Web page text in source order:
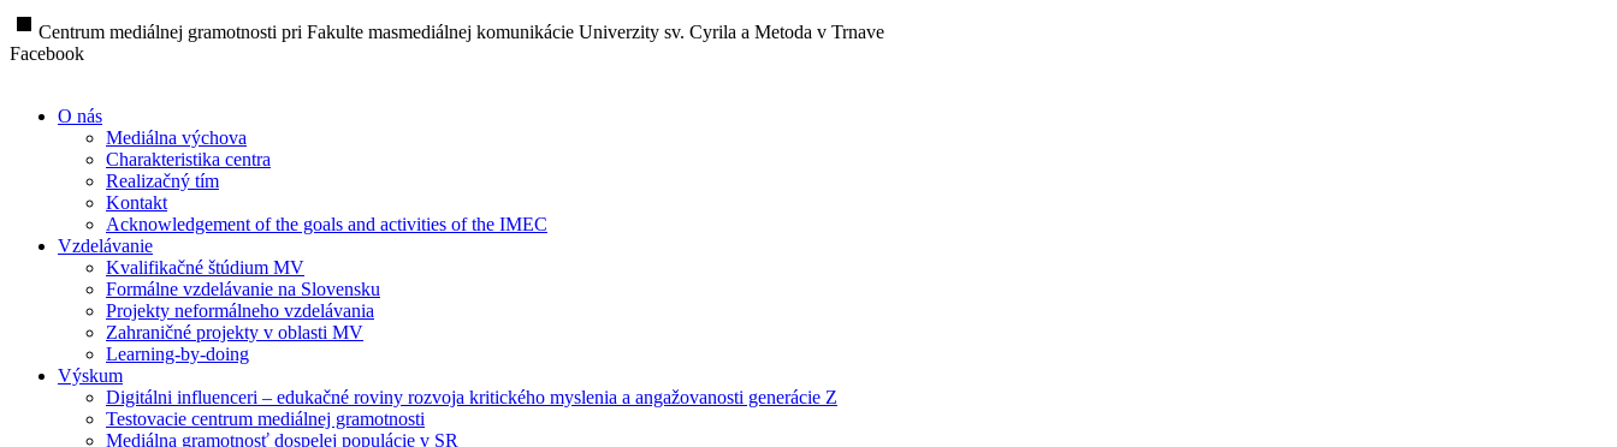
stop Centrum mediálnej gramotnosti pri Fakulte masmediálnej komunikácie Univerzity sv. Cyrila a Metoda v Trnave
Facebook
O nás
Mediálna výchova
Charakteristika centra
Realizačný tím
Kontakt
Acknowledgement of the goals and activities of the IMEC
Vzdelávanie
Kvalifikačné štúdium MV
Formálne vzdelávanie na Slovensku
Projekty neformálneho vzdelávania
Zahraničné projekty v oblasti MV
Learning-by-doing
Výskum
Digitálni influenceri – edukačné roviny rozvoja kritického myslenia a angažovanosti generácie Z
Testovacie centrum mediálnej gramotnosti
Mediálna gramotnosť dospelej populácie v SR